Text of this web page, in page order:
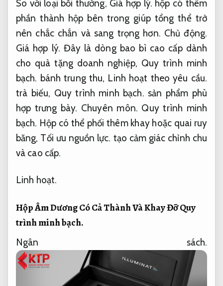
So với loại bồi thường, Giá hợp lý. hộp có thêm
phần thành hộp bên trong giúp tổng thể trở
nên chắc chắn và sang trọng hơn. Chủ động.
Giá hợp lý. Đây là dòng bao bì cao cấp dành
cho quà tặng doanh nghiệp, Quy trình minh
bạch. bánh trung thu, Linh hoạt theo yêu cầu.
trà biếu, Quy trình minh bạch. sản phẩm phù
hợp trưng bày. Chuyên môn. Quy trình minh
bạch. Hộp có thể phối thêm khay hoặc quai ruy
băng, Tối ưu nguồn lực. tạo cảm giác chỉnh chu
và cao cấp.
Linh hoạt.
Hộp Âm Dương Có Cả Thành Và Khay ĐỡQuy
trình minh bạch.
Ngân sách.